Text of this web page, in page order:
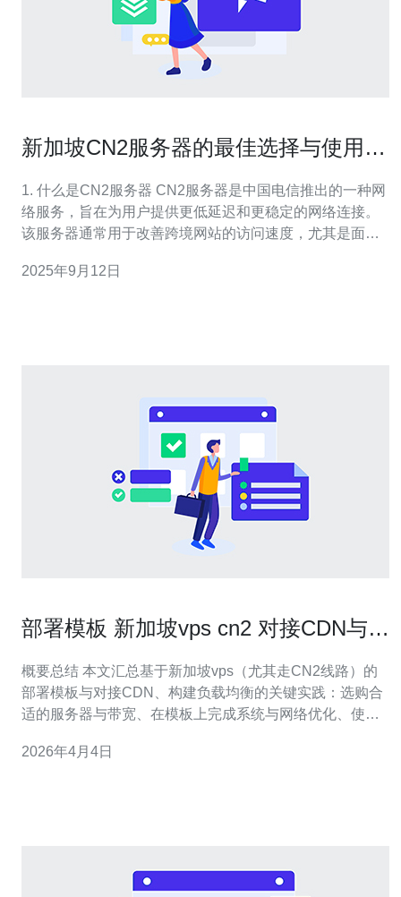
新加坡CN2服务器的最佳选择与使用指
1. 什么是CN2服务器 CN2服务器是中国电信推出的一种网
络服务，旨在为用户提供更低延迟和更稳定的网络连接。
该服务器通常用于改善跨境网站的访问速度，尤其是面向
够提供更优质的网络体验。 新加坡作为一个网络枢纽，拥
2025年9月12日
部署模板 新加坡vps cn2 对接CDN与负
概要总结 本文汇总基于新加坡vps（尤其走CN2线路）的
部署模板与对接CDN、构建负载均衡的关键实践：选购合
适的服务器与带宽、在模板上完成系统与网络优化、使用
载，并通过健康检查、DDoS防御与监控保证高可用。推
2026年4月4日